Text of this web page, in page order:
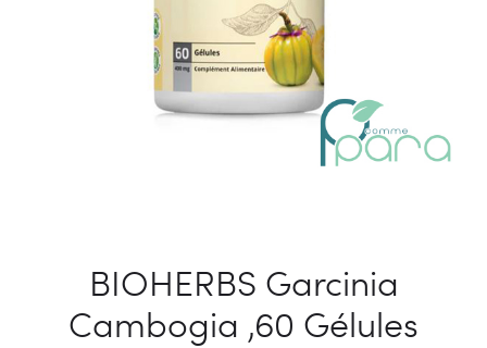
BIOHERBS Garcinia
Cambogia ,60 Gélules